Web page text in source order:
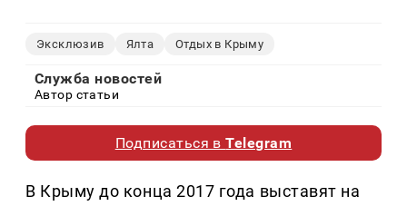
Эксклюзив Ялта Отдых в Крыму
Служба новостей
Автор статьи
Подписаться вTelegram
В Крыму до конца 2017 года выставят на